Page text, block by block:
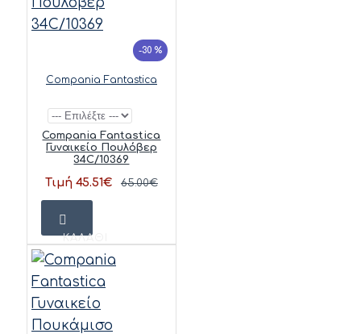
-30 %
Compania Fantastica
Compania Fantastica
Γυναικείο Πουλόβερ
34C/10369
Τιμή 45.51€ 65.00€
ΚΑΛΆΘΙ